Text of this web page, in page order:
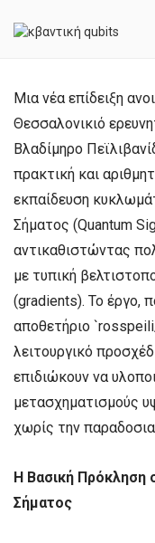
Μια νέα επίδειξη
Θεσσαλονικιό
Βλαδίμηρο
πρακτική και
εκπαίδευση
Σήματος (Quantum
αντικαθιστώντας
με τυπική
(gradients). Το έργο,
αποθετήριο
λειτουργικό
επιδιώκουν να
μετασχηματισμούς
χωρίς την
Η Βασική Πρόκληση
Σήματος